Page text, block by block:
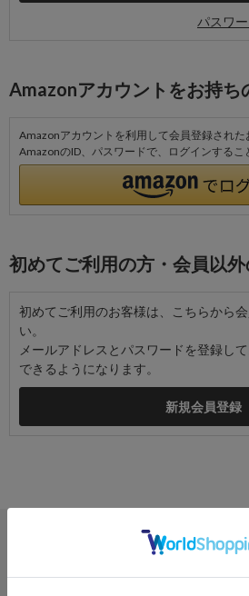
パスワ
Amazonアカウントをお持ち
Amazonアカウントを利用して会員登録された
AmazonのID、パスワードで、ログインするこ
初めてご利用の方・会員以
初めてご利用のお客様は、こちらから
い。
メールアドレスとパスワードを登録し
できるようになります。